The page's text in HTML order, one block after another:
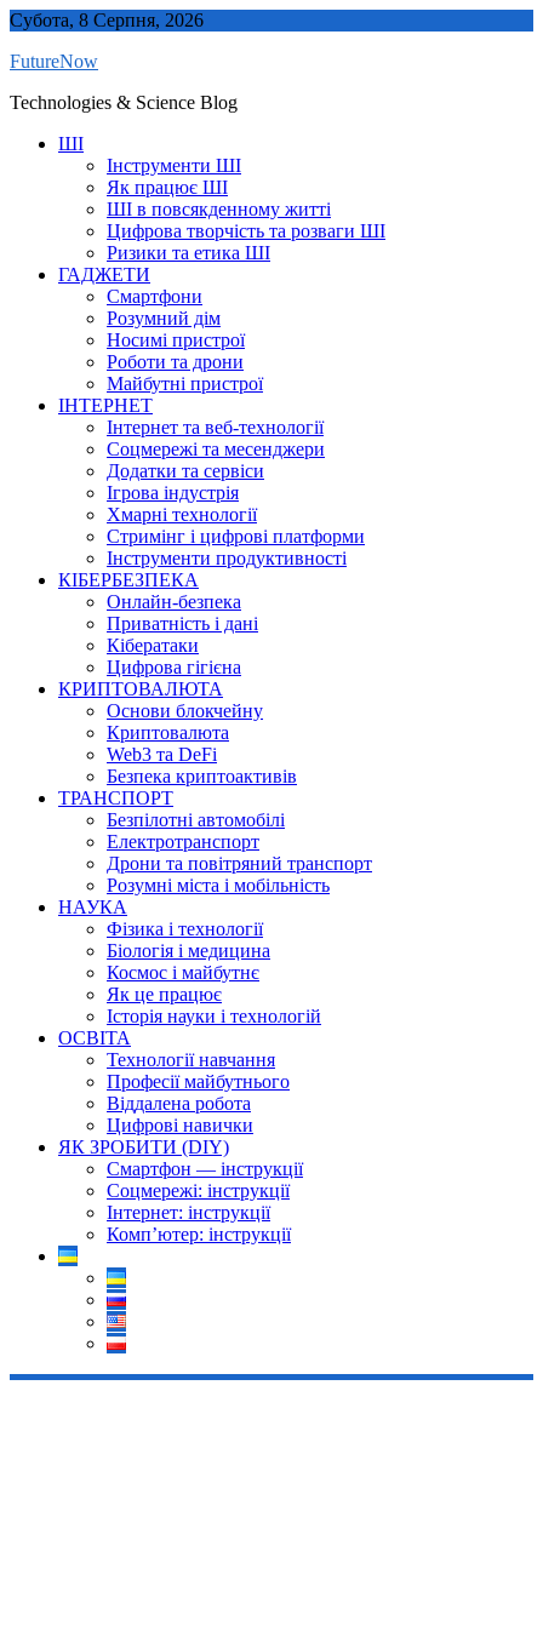
Skip
content
Субота, 8 Серпня, 2026
FutureNow
Technologies & Science Blog
ШІ
Інструменти ШІ
Як працює ШІ
ШІ в повсякденному житті
Цифрова творчість та розваги ШІ
Ризики та етика ШІ
ГАДЖЕТИ
Смартфони
Розумний дім
Носимі пристрої
Роботи та дрони
Майбутні пристрої
ІНТЕРНЕТ
Інтернет та веб-технології
Соцмережі та месенджери
Додатки та сервіси
Ігрова індустрія
Хмарні технології
Стримінг і цифрові платформи
Інструменти продуктивності
КІБЕРБЕЗПЕКА
Онлайн-безпека
Приватність і дані
Кібератаки
Цифрова гігієна
КРИПТОВАЛЮТА
Основи блокчейну
Криптовалюта
Web3 та DeFi
Безпека криптоактивів
ТРАНСПОРТ
Безпілотні автомобілі
Електротранспорт
Дрони та повітряний транспорт
Розумні міста і мобільність
НАУКА
Фізика і технології
Біологія і медицина
Космос і майбутнє
Як це працює
Історія науки і технологій
ОСВІТА
Технології навчання
Професії майбутнього
Віддалена робота
Цифрові навички
ЯК ЗРОБИТИ (DIY)
Смартфон — інструкції
Соцмережі: інструкції
Інтернет: інструкції
Комп’ютер: інструкції